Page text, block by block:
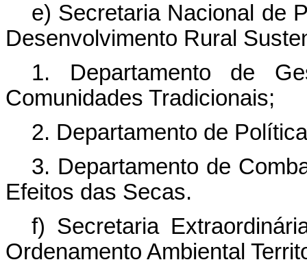
e) Secretaria Nacional de
Desenvolvimento Rural
1. Departamento de
Comunidades Tradicionais;
2. Departamento de
3. Departamento de
Efeitos das Secas.
f) Secretaria
Ordenamento Ambiental